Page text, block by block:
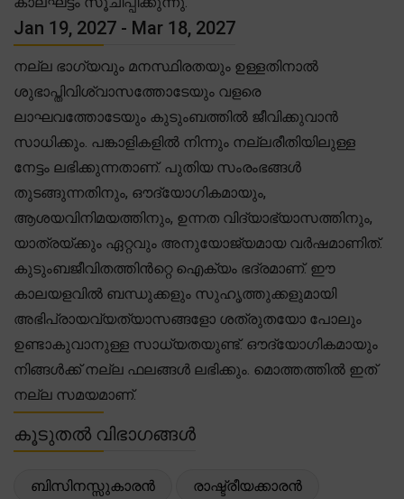
Jan 19, 2027 - Mar 18, 2027
നല്ല ഭാഗ്യവും മനസ്ഥിരതയും ഉള്ളതിനാൽ
ശുഭാപ്തിവിശ്വാസത്തോടേയും വളരെ
ലാഘവത്തോടേയും കുടുംബത്തിൽ ജീവിക്കുവാൻ
സാധിക്കും. പങ്കാളികളിൽ നിന്നും നല്ലരീതിയിലുള്ള
നേട്ടം ലഭിക്കുന്നതാണ്. പുതിയ സംരംഭങ്ങൾ
തുടങ്ങുന്നതിനും, ഔദ്യോഗികമായും,
ആശയവിനിമയത്തിനും, ഉന്നത വിദ്യാഭ്യാസത്തിനും,
യാത്രയ്ക്കും ഏറ്റവും അനുയോജ്യമായ വർഷമാണിത്.
കുടുംബജീവിതത്തിൻറ്റെ ഐക്യം ഭദ്രമാണ്. ഈ
കാലയളവിൽ ബന്ധുക്കളും സുഹൃത്തുക്കളുമായി
അഭിപ്രായവ്യത്യാസങ്ങളോ ശത്രുതയോ പോലും
ഉണ്ടാകുവാനുള്ള സാധ്യതയുണ്ട്. ഔദ്യോഗികമായും
നിങ്ങൾക്ക് നല്ല ഫലങ്ങൾ ലഭിക്കും. മൊത്തത്തിൽ ഇത്
നല്ല സമയമാണ്.
കൂടുതൽ വിഭാഗങ്ങൾ
ബിസിനസ്സുകാരൻ രാഷ്ട്രീയക്കാരൻ